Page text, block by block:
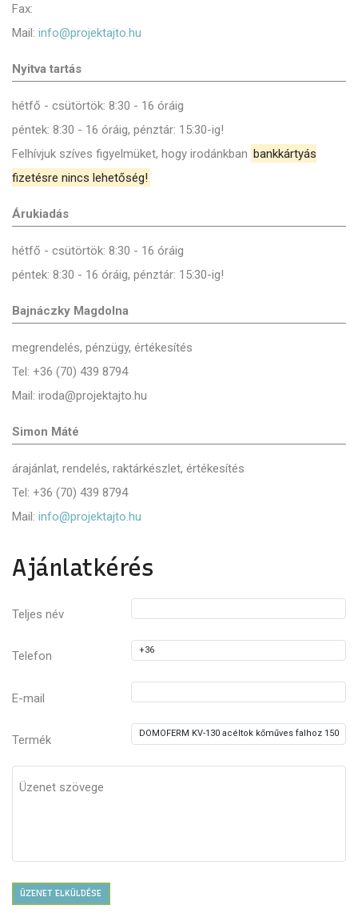
Fax:
Mail: info@projektajto.hu
Nyitva tartás
hétfő - csütörtök: 8:30 - 16 óráig
péntek: 8:30 - 16 óráig, pénztár: 15:30-ig!
Felhívjuk szíves figyelmüket, hogy irodánkban bankkártyás
fizetésre nincs lehetőség!
Árukiadás
hétfő - csütörtök: 8:30 - 16 óráig
péntek: 8:30 - 16 óráig, pénztár: 15:30-ig!
Bajnáczky Magdolna
megrendelés, pénzügy, értékesítés
Tel: +36 (70) 439 8794
Mail: iroda@projektajto.hu
Simon Máté
árajánlat, rendelés, raktárkészlet, értékesítés
Tel: +36 (70) 439 8794
Mail: info@projektajto.hu
Ajánlatkérés
Teljes név
Telefon
E-mail
Termék
Üzenet szövege